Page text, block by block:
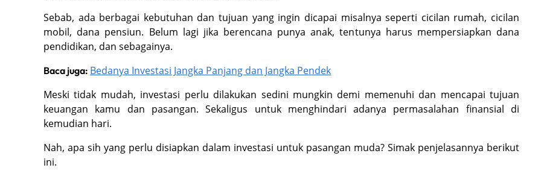
Sebab, ada berbagai kebutuhan dan tujuan yang ingin dicapai misalnya seperti cicilan rumah, cicilan
mobil, dana pensiun. Belum lagi jika berencana punya anak, tentunya harus mempersiapkan dana
pendidikan, dan sebagainya.
Baca juga: Bedanya Investasi Jangka Panjang dan Jangka Pendek
Meski tidak mudah, investasi perlu dilakukan sedini mungkin demi memenuhi dan mencapai tujuan
keuangan kamu dan pasangan. Sekaligus untuk menghindari adanya permasalahan finansial di
kemudian hari.
Nah, apa sih yang perlu disiapkan dalam investasi untuk pasangan muda? Simak penjelasannya berikut
ini.